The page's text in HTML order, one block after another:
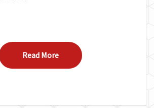
Read MoreRead More